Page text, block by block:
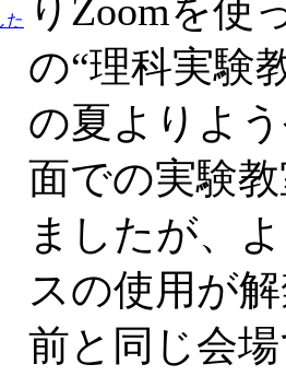
た
りZoomを使
の“理科実験
の夏よりよ
面での実験
ましたが、
スの使用が
前と同じ会